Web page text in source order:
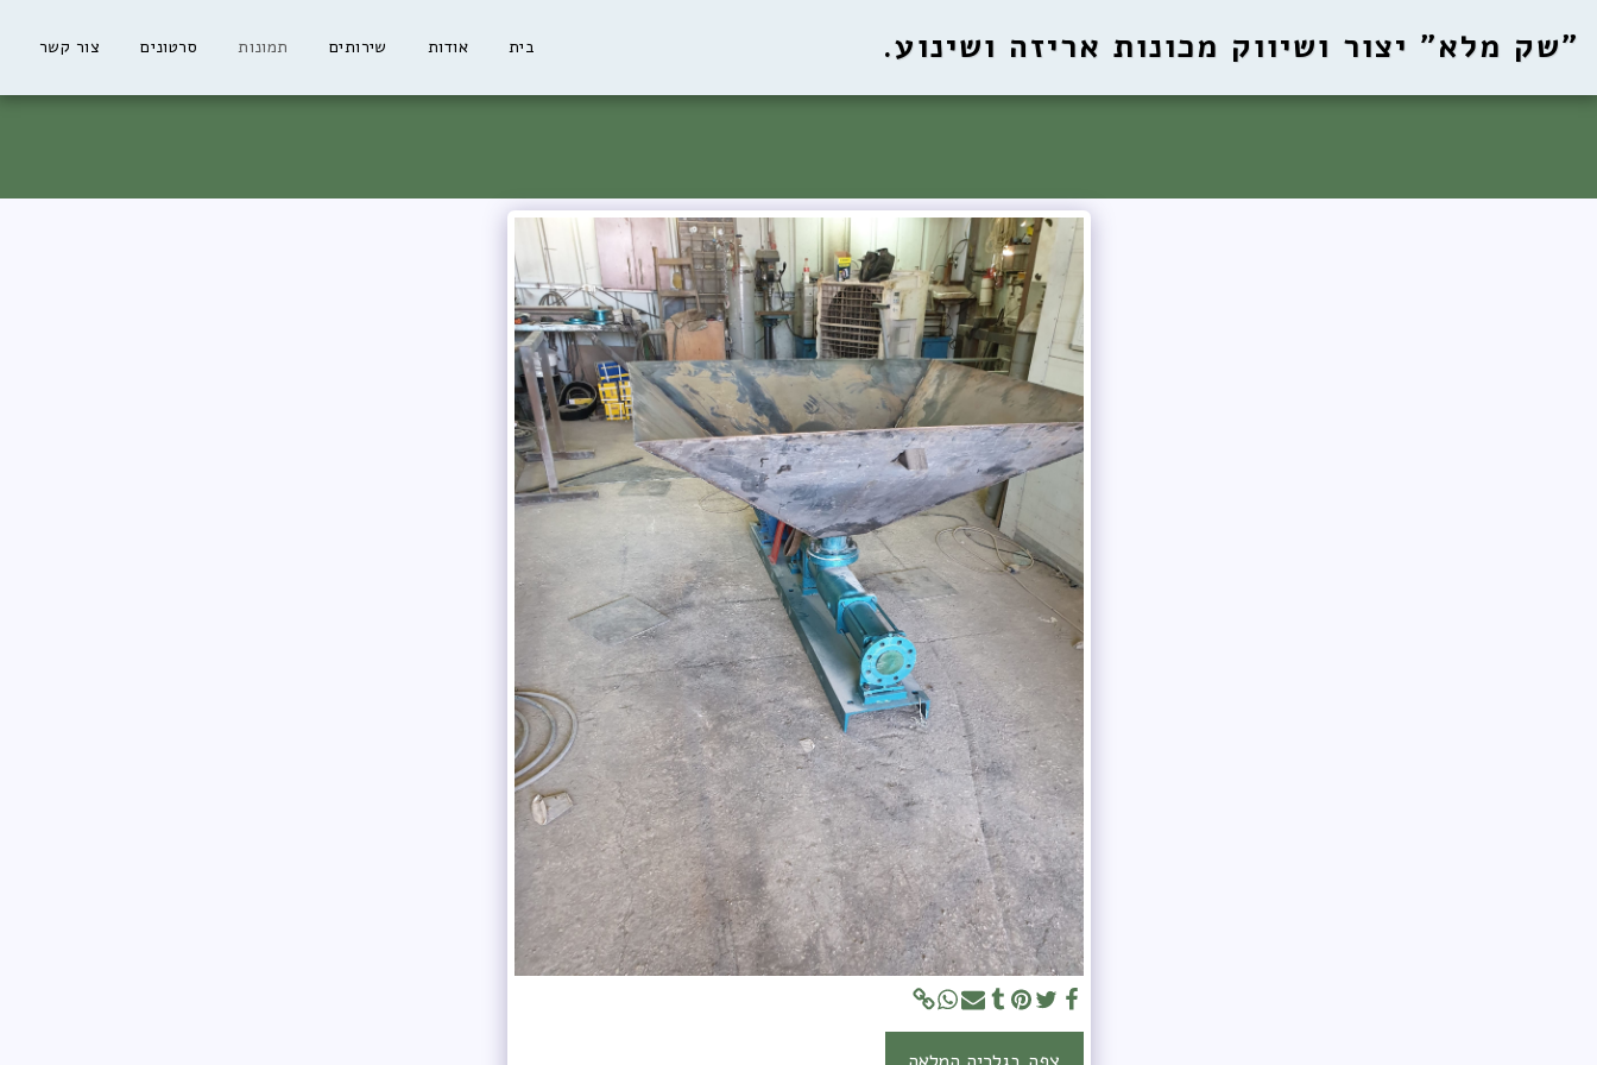
"שק מלא" יצור ושיווק מכונות אריזה ושינוע. בית אודות שירותים תמונות סרטונים צור קשר